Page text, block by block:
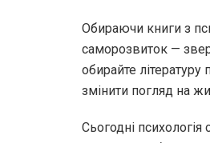
Обираючи книги з
саморозвиток —
обирайте
змінити погляд на
Сьогодні